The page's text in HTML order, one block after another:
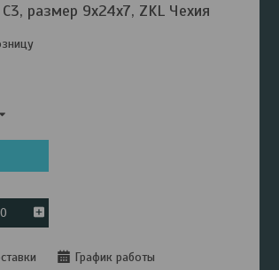
размер 9х24х7, ZKL Чехия
График работы